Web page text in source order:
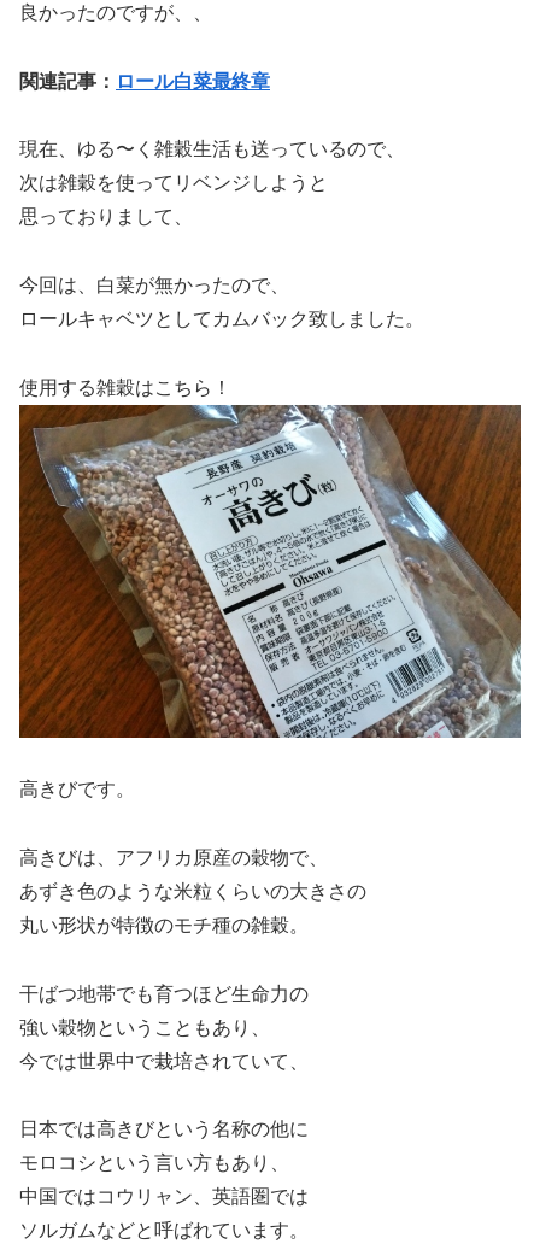
良かったのですが、、
関連記事： ロール白菜最終章
現在、ゆる〜く雑穀生活も送っているので、
次は雑穀を使ってリベンジしようと
思っておりまして、
今回は、白菜が無かったので、
ロールキャベツとしてカムバック致しました。
使用する雑穀はこちら！
高きびです。
高きびは、アフリカ原産の穀物で、
あずき色のような米粒くらいの大きさの
丸い形状が特徴のモチ種の雑穀。
干ばつ地帯でも育つほど生命力の
強い穀物ということもあり、
今では世界中で栽培されていて、
日本では高きびという名称の他に
モロコシという言い方もあり、
中国ではコウリャン、英語圏では
ソルガムなどと呼ばれています。